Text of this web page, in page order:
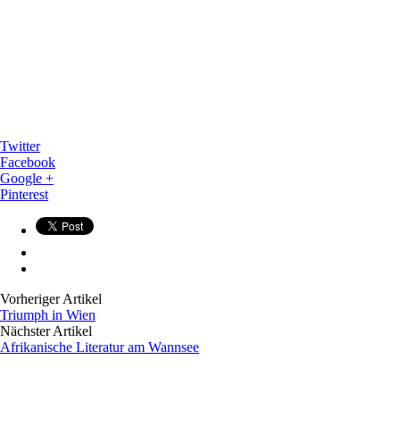
Twitter
Facebook
Google +
Pinterest
Vorheriger Artikel
Triumph in Wien
Nächster Artikel
Afrikanische Literatur am Wannsee